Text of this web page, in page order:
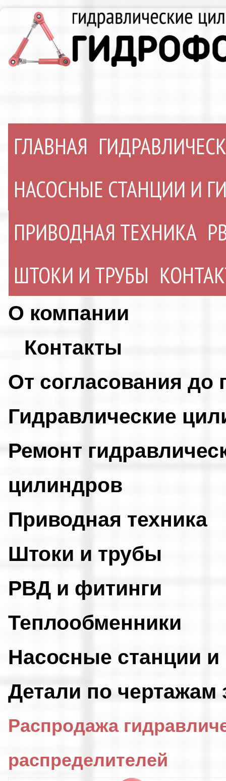
ГЛАВНАЯ
НАСОСНЫЕ СТАНЦИИ И
ПРИВОДНАЯ ТЕХНИКА
ШТОКИ И ТРУБЫ
О компании
Контакты
От согласования до
Гидравлические
Ремонт
цилиндров
Приводная техника
Штоки и трубы
РВД и фитинги
Теплообменники
Насосные станции
Детали по чертажам
Распродажа
распределителей